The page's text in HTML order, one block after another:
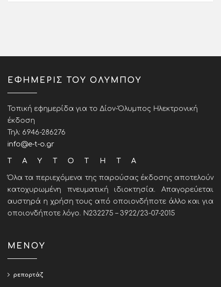
ΕΦΗΜΕΡΙΣ ΤΟΥ ΟΛΥΜΠΟΥ
Τοπική εφημερίδα για το Δίον-Όλυμπος Ηλεκτρονική
έκδοση
Τηλ: 6946-286276
info@e-t-o.gr
ΤΑΥΤΟΤΗΤΑ
Όλα τα περιεχόμενα της παρούσας έκδοσης αποτελούν
κατοχυρωμένη πνευματική ιδιοκτησία. Απαγορεύεται
αυστηρά η χρήση τους από οποιονδήποτε άλλο και για
οποιονδήποτε λόγο. Ν232275 – 3922/23-07-2015
ΜΕΝΟΥ
ρεπορτάζ